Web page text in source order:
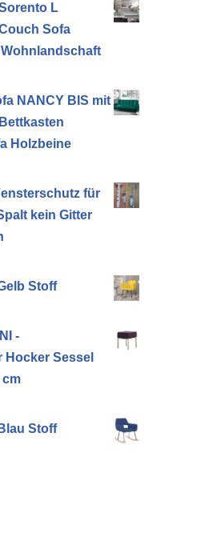
L
Sofa
NANCY BIS mit
Holzbeine
für
kein Gitter
Stoff
-
Sessel
cm
Stoff